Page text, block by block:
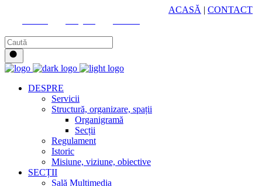
ACASĂ | CONTACT
DESPRE
Servicii
Structură, organizare, spații
Organigramă
Secții
Regulament
Istoric
Misiune, viziune, obiective
SECȚII
Sală Multimedia